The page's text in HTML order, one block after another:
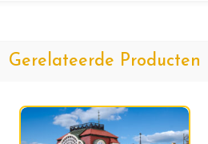
Gerelateerde Producten